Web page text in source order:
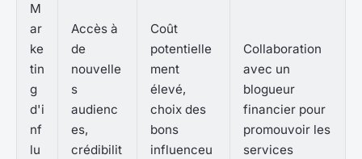
M
ar
ke
tin
g
d'i
nf
lu
Accès à
de
nouvelle
s
audienc
es,
crédibilit
Coût
potentielle
ment
élevé,
choix des
bons
influenceu
Collaboration
avec un
blogueur
financier pour
promouvoir les
services